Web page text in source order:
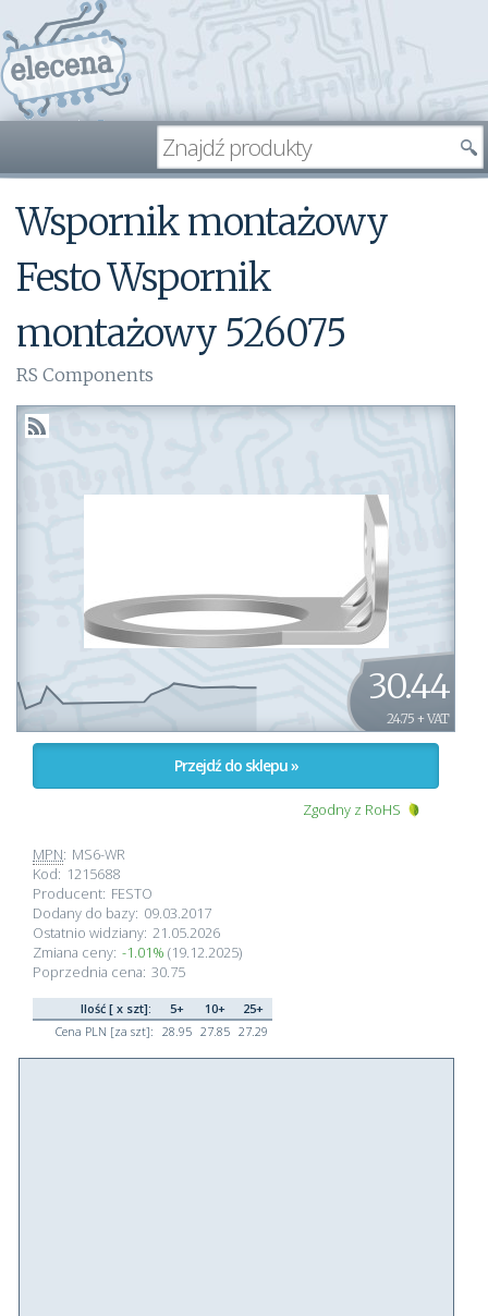
Wspornik montażowy
Festo Wspornik
montażowy 526075
RS Components
30.44
24.75 + VAT
Przejdź do sklepu »
Zgodny z RoHS
MPN: MS6-WR
Kod: 1215688
Producent: FESTO
Dodany do bazy: 09.03.2017
Ostatnio widziany: 21.05.2026
Zmiana ceny: -1.01% (19.12.2025)
Poprzednia cena: 30.75
Ilość [ x szt]: 5+ 10+
25+
Cena PLN [za szt]: 28.95 27.85 27.29